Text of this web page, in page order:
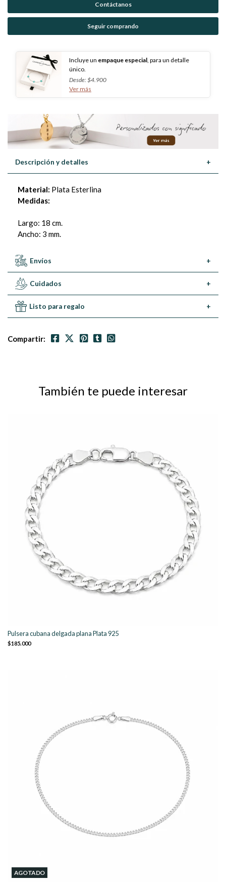
Contáctanos
Seguir comprando
Incluye un empaque especial , para un detalle
único.
Desde: $4.900
Ver más
Descripción y detalles +
Material: Plata Esterlina
Medidas:
Largo: 18 cm.
Ancho: 3 mm.
Envíos +
Cuidados +
Listo para regalo +
Compartir:
También te puede interesar
Pulsera cubana delgada plana Plata 925
$185.000
AGOTADO